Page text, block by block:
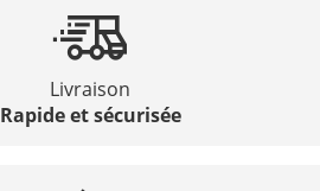
Livraison
Rapide et sécurisée